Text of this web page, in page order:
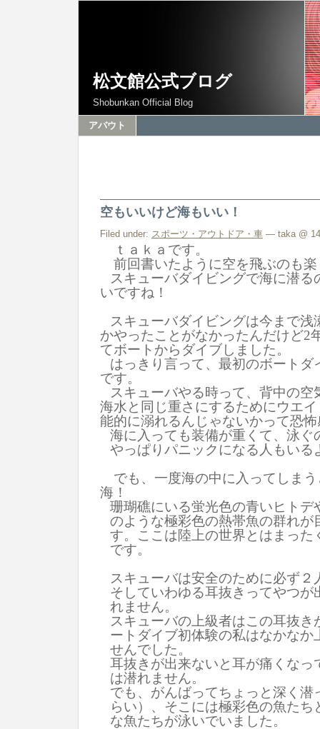
松文館公式ブログ
Shobunkan Official Blog
アバウト
空もいいけど海もいい！
Filed under: スポーツ・アウトドア・車 — taka @
ｔａｋａです。
前回書いたように空を飛ぶのも楽
スキューバダイビングで海に潜る
いですね！
スキューバダイビングは今まで浅
かやったことがなかったんだけど2
てボートからダイブしました。
はっきり言って、最初のボートダ
です。
スキューバやる時って、背中の空
海水と同じ重さにするためにウエ
能的に溺れるんじゃないかって恐
海に入っても装備が重くて、泳ぐ
やっぱりパニックになる人もいる
でも、一度海の中に入ってしま
海！
珊瑚礁にいる蛍光色の青いヒトデ
のような極彩色の熱帯魚の群れが
す。ここは陸上の世界とはまった
です。
スキューバは安全のために必ず
そしていわゆる耳抜きってやつが
れません。
スキューバの上級者はこの耳抜
ートダイブ初体験の私はなかなか
せんでした。
耳抜きが出来ないと耳が痛くなっ
は潜れません。
でも、がんばってちょっと深く潜
らい）、そこには極彩色の魚たち
な魚たちが泳いでいました。